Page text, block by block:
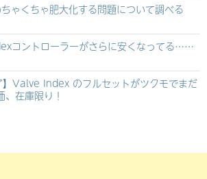
ゃくちゃ肥大化する問題について調べる
コントローラーがさらに安くなってる……
】Valve Index のフルセットがツクモでまだ
在庫限り！